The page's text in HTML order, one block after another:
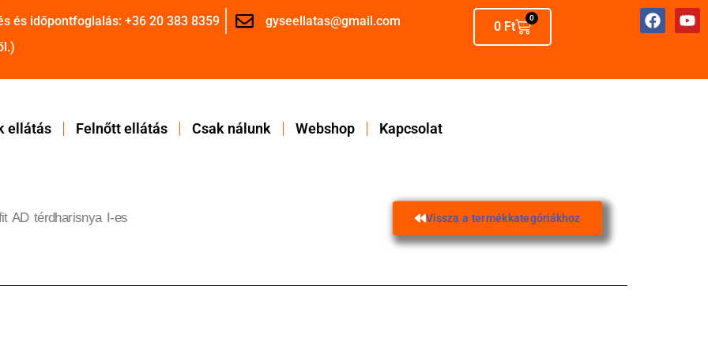
és időpontfoglalás: +36 20 383 8359
gyseellatas@gmail.com
0 Ft
0
ellátás Felnőtt ellátás Csak nálunk Webshop Kapcsolat
AD térdharisnya I-es Vissza a termékkategóriákhoz